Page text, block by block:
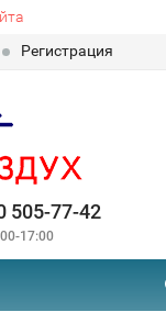
Регистрация
505-77-42
17:00